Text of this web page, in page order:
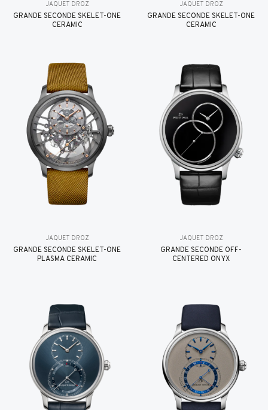
JAQUET DROZ
GRANDE SECONDE SKELET-ONE
CERAMIC
JAQUET DROZ
GRANDE SECONDE SKELET-ONE
CERAMIC
JAQUET DROZ
GRANDE SECONDE SKELET-ONE
PLASMA CERAMIC
JAQUET DROZ
GRANDE SECONDE OFF-
CENTERED ONYX